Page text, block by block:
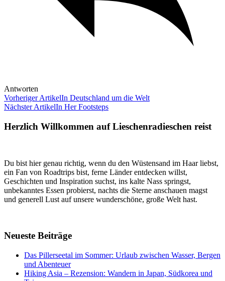
Antworten
Vorheriger ArtikelIn Deutschland um die Welt
Nächster ArtikelIn Her Footsteps
Herzlich Willkommen auf Lieschenradieschen reist
Du bist hier genau richtig, wenn du den Wüstensand im Haar liebst,
ein Fan von Roadtrips bist, ferne Länder entdecken willst,
Geschichten und Inspiration suchst, ins kalte Nass springst,
unbekanntes Essen probierst, nachts die Sterne anschauen magst
und generell Lust auf unsere wunderschöne, große Welt hast.
Neueste Beiträge
Das Pillerseetal im Sommer: Urlaub zwischen Wasser, Bergen
und Abenteuer
Hiking Asia – Rezension: Wandern in Japan, Südkorea und